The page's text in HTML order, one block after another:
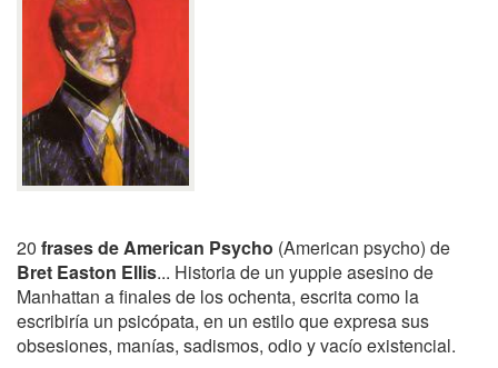
20 frases de American Psycho (American psycho) de
Bret Easton Ellis... Historia de un yuppie asesino de
Manhattan a finales de los ochenta, escrita como la
escribiría un psicópata, en un estilo que expresa sus
obsesiones, manías, sadismos, odio y vacío existencial.